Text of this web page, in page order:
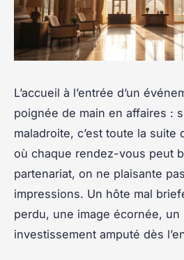
L’accueil à l’entrée d’un
poignée de main en affaires :
maladroite, c’est toute la suite
où chaque rendez-vous peut
partenariat, on ne plaisante
impressions. Un hôte mal
perdu, une image écornée, un
investissement amputé dès